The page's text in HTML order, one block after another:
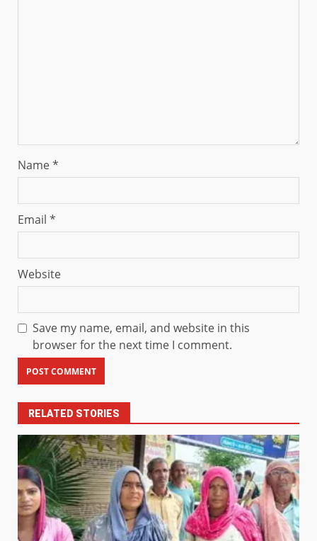
Name*
Email *
Website
Save my name, email, and website in this
browser for the next time I comment.
RELATED STORIES